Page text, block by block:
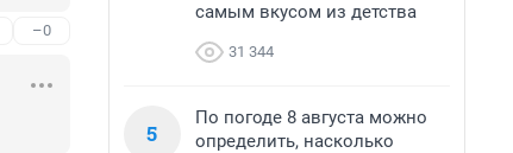
–0
самым вкусом из детства
31 344
5
По погоде 8 августа можно
определить, насколько